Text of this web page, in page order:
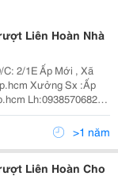
Liên Hoàn Nhà
Sx :Ấp
Đây
>1 năm
Liên Hoàn Cho